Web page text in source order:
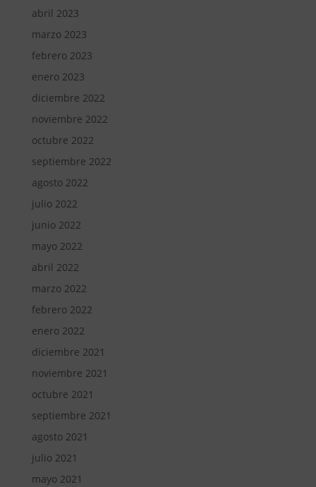
abril 2023
marzo 2023
febrero 2023
enero 2023
diciembre 2022
noviembre 2022
octubre 2022
septiembre 2022
agosto 2022
julio 2022
junio 2022
mayo 2022
abril 2022
marzo 2022
febrero 2022
enero 2022
diciembre 2021
noviembre 2021
octubre 2021
septiembre 2021
agosto 2021
julio 2021
mayo 2021